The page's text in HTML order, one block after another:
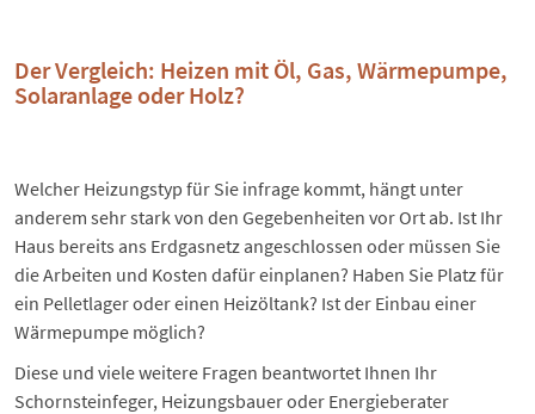
Der Vergleich: Heizen mit Öl, Gas, Wärmepumpe,
Solaranlage oder Holz?
Welcher Heizungstyp für Sie infrage kommt, hängt unter
anderem sehr stark von den Gegebenheiten vor Ort ab. Ist Ihr
Haus bereits ans Erdgasnetz angeschlossen oder müssen Sie
die Arbeiten und Kosten dafür einplanen? Haben Sie Platz für
ein Pelletlageroder einen Heizöltank? Ist der Einbau einer
Wärmepumpe möglich?
Diese und viele weitere Fragen beantwortet Ihnen Ihr
Schornsteinfeger, Heizungsbauer oder Energieberater